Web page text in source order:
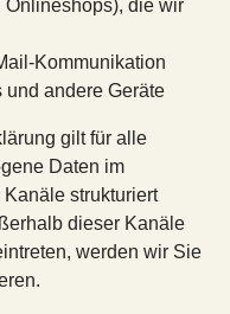
die wir
Kommunikation
und andere Geräte
gilt für alle
Daten im
strukturiert
dieser Kanäle
werden wir Sie